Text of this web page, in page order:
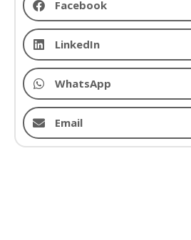
Facebook
LinkedIn
WhatsApp
Email